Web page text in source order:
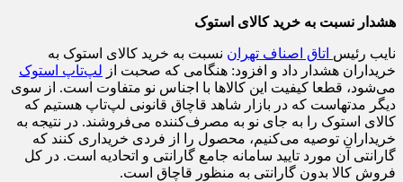
هشدار نسبت به خرید کالای استوک
نایب رئیس اتاق اصناف تهران نسبت به خرید کالای استوک به
خریداران هشدار داد و افزود: هنگامی که صحبت از لپ‌تاپ استوک
می‌شود، قطعا کیفیت این کالاها با اجناس نو متفاوت است. از سوی
دیگر مدتهاست که در بازار شاهد قاچاق قانونی لپ‌تاپ هستیم که
کالای استوک را به جای نو به مصرف‌کننده می‌فروشند. در نتیجه به
خریداران توصیه می‌کنیم، محصول را از فردی خریداری کنند که
گارانتی آن مورد تایید سامانه جامع گارانتی و اتحادیه است. در کل
فروش کالا بدون گارانتی به منظور قاچاق است.